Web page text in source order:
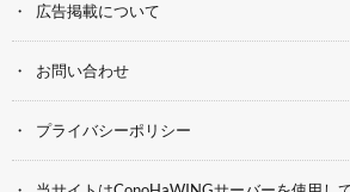
広告掲載について
お問い合わせ
プライバシーポリシー